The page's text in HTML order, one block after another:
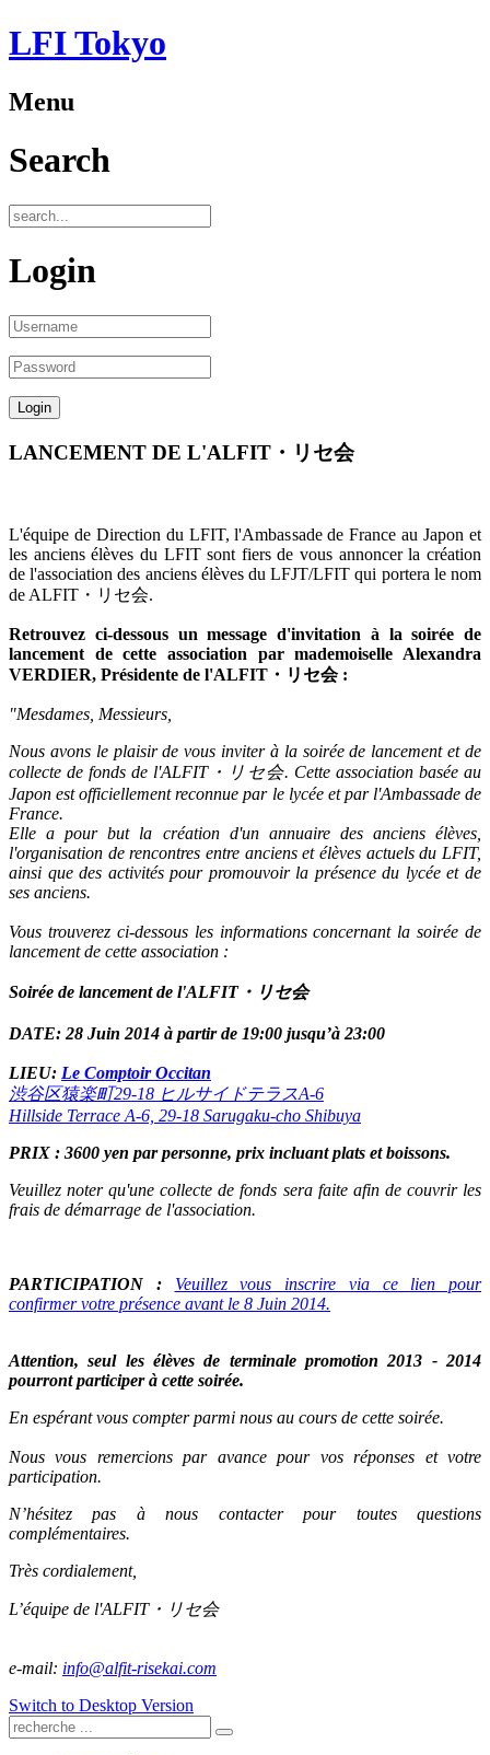
LFI Tokyo
Menu
Search
Login
LANCEMENT DE L'ALFIT・リセ会
L'équipe de Direction du LFIT, l'Ambassade de France au Japon et
les anciens élèves du LFIT sont fiers de vous annoncer la création
de l'association des anciens élèves du LFJT/LFIT qui portera le nom
de ALFIT・リセ会.
Retrouvez ci-dessous un message d'invitation à la soirée de
lancement de cette association par mademoiselle Alexandra
VERDIER, Présidente de l'ALFIT・リセ会 :
"Mesdames, Messieurs,
Nous avons le plaisir de vous inviter à la soirée de lancement et de
collecte de fonds de l'ALFIT・リセ会. Cette association basée au
Japon est officiellement reconnue par le lycée et par l'Ambassade de
France.
Elle a pour but la création d'un annuaire des anciens élèves,
l'organisation de rencontres entre anciens et élèves actuels du LFIT,
ainsi que des activités pour promouvoir la présence du lycée et de
ses anciens.
Vous trouverez ci-dessous les informations concernant la soirée de
lancement de cette association :
Soirée de lancement de l'ALFIT・リセ会
DATE: 28 Juin 2014 à partir de 19:00 jusqu’à 23:00
LIEU: Le Comptoir Occitan
渋谷区猿楽町29-18 ヒルサイドテラスA-6
Hillside Terrace A-6, 29-18 Sarugaku-cho Shibuya
PRIX : 3600 yen par personne, prix incluant plats et boissons.
Veuillez noter qu'une collecte de fonds sera faite afin de couvrir les
frais de démarrage de l'association.
PARTICIPATION :
Veuillez vous inscrire via ce lien pour
confirmer votre présence avant le 8 Juin 2014.
Attention, seul les élèves de terminale promotion 2013 - 2014
pourront participer à cette soirée.
En espérant vous compter parmi nous au cours de cette soirée.
Nous vous remercions par avance pour vos réponses et votre
participation.
N’hésitez pas à nous contacter pour toutes questions
complémentaires.
Très cordialement,
L’équipe de l'ALFIT・リセ会
e-mail: info@alfit-risekai.com
Switch to Desktop Version